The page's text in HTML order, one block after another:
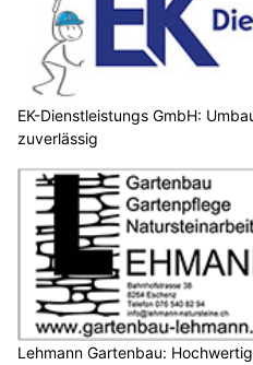
EK-Dienstleistungs GmbH:
zuverlässig
Lehmann Gartenbau: